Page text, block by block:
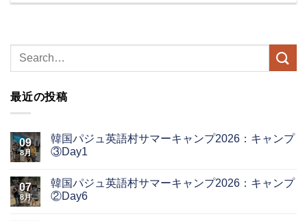
最近の投稿
09
8月
韓国パジュ英語村サマーキャンプ2026：キャンプ
③Day1
07
8月
韓国パジュ英語村サマーキャンプ2026：キャンプ
②Day6